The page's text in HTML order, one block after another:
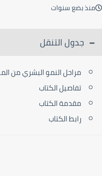
منذ بضع سنوات
جدول التنقل
مراحل النمو البشري من
تفاصيل الكتاب
مقدمة الكتاب
رابط الكتاب